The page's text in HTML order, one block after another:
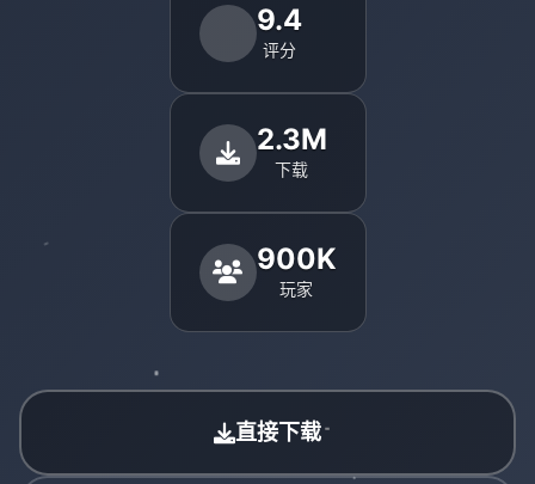
9.4
评分
2.3M
下载
900K
玩家
直接下载